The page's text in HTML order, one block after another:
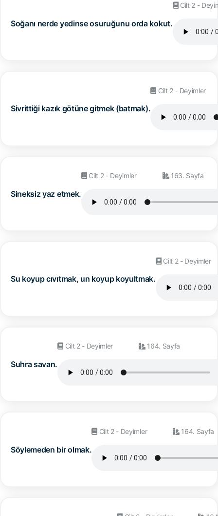
Soğanı nerde yedinse osuruğunu orda kokut.
Cilt 2 -
Sivrittiği kazık götüne gitmek (batmak).
Cilt 2 - Deyimler
Sineksiz yaz etmek.
Cilt 2 - Deyimler 163. Sayfa
Su koyup cıvıtmak, un koyup koyultmak.
Cilt 2 - Deyimler
Suhra savan.
Cilt 2 - Deyimler 164. Sayfa
Söylemeden bir olmak.
Cilt 2 - Deyimler 164. Sayfa